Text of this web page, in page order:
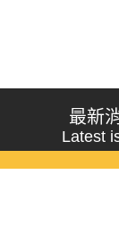
最新
Latest